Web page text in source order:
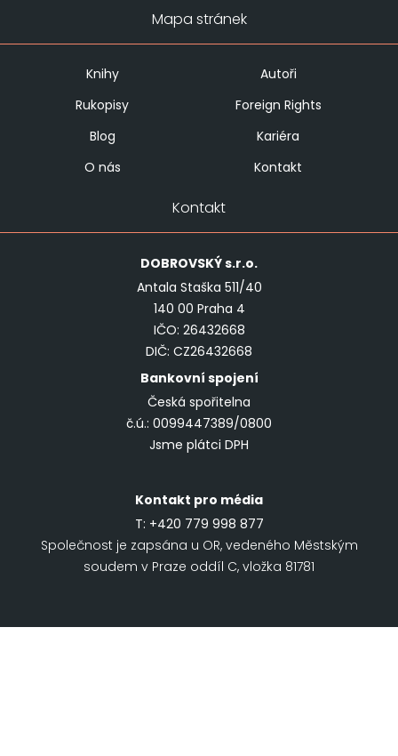
Mapa stránek
Knihy
Autoři
Rukopisy
Foreign Rights
Blog
Kariéra
O nás
Kontakt
Kontakt
DOBROVSKÝs.r.o.
Antala Staška 511/40
140 00 Praha 4
IČO: 26432668
DIČ: CZ26432668
Bankovní spojení
Česká spořitelna
č.ú.: 0099447389/0800
Jsme plátci DPH
Kontakt pro média
T: +420 779 998 877
Společnost je zapsána u OR, vedeného Městským
soudem v Praze oddíl C, vložka 81781